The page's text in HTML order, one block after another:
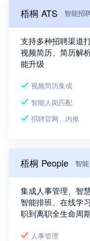
梧桐 ATS 智能招
支持多种招聘渠道
视频简历、简历解
能升级
视频简历集成
智能人岗匹配
招聘官网、内推
梧桐 People 智
集成人事管理、智
智能排班、在线学
职到离职全生命周
人事管理